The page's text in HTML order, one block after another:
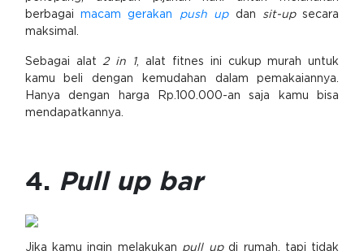
berbagaimacam gerakan push up dan sit-upsecara
maksimal.
Sebagai alat2 in 1, alat fitnes ini cukup murah untuk
kamu beli dengan kemudahan dalam pemakaiannya.
Hanya dengan harga Rp.100.000-an saja kamu bisa
mendapatkannya.
4. Pull up bar
Jika kamu ingin melakukan pull updi rumah, tapi tidak